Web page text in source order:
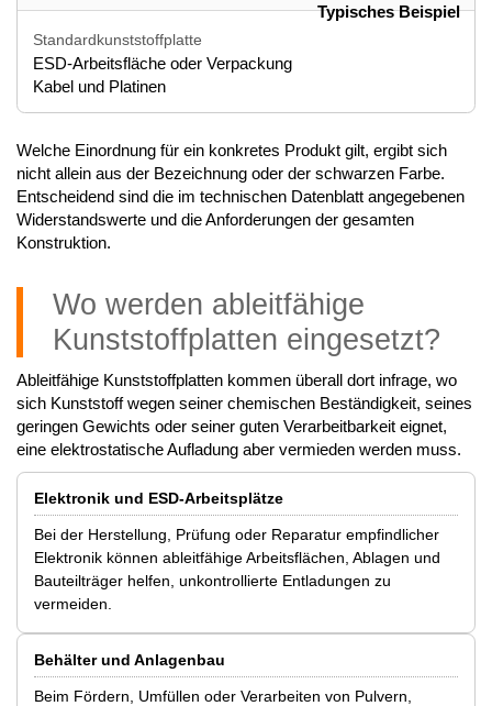
Typisches Beispiel
Standardkunststoffplatte
ESD-Arbeitsfläche oder Verpackung
Kabel und Platinen
Welche Einordnung für ein konkretes Produkt gilt, ergibt sich
nicht allein aus der Bezeichnung oder der schwarzen Farbe.
Entscheidend sind die im technischen Datenblatt angegebenen
Widerstandswerte und die Anforderungen der gesamten
Konstruktion.
Wo werden ableitfähige
Kunststoffplatten eingesetzt?
Ableitfähige Kunststoffplatten kommen überall dort infrage, wo
sich Kunststoff wegen seiner chemischen Beständigkeit, seines
geringen Gewichts oder seiner guten Verarbeitbarkeit eignet,
eine elektrostatische Aufladung aber vermieden werden muss.
Elektronik und ESD-Arbeitsplätze
Bei der Herstellung, Prüfung oder Reparatur empfindlicher
Elektronik können ableitfähige Arbeitsflächen, Ablagen und
Bauteilträger helfen, unkontrollierte Entladungen zu
vermeiden.
Behälter und Anlagenbau
Beim Fördern, Umfüllen oder Verarbeiten von Pulvern,